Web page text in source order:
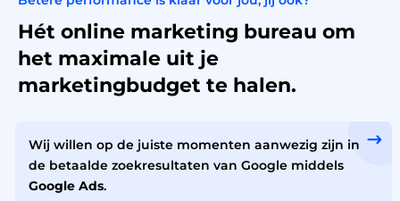
Hét online marketing bureau om
het maximale uit je
marketingbudget te halen.
Wij willen op de juiste momenten aanwezig zijn in
de betaalde zoekresultaten van Google middels
Google Ads.